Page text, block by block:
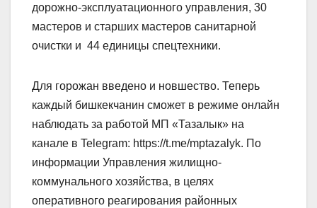
дорожно-эксплуатационного управления, 30
мастеров и старших мастеров санитарной
очистки и 44 единицы спецтехники.
Для горожан введено и новшество. Теперь
каждый бишкекчанин сможет в режиме онлайн
наблюдать за работой МП «Тазалык» на
канале в Telegram: https://t.me/mptazalyk. По
информации Управления жилищно-
коммунального хозяйства, в целях
оперативного реагирования районных